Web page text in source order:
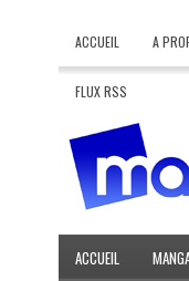
ACCUEIL A
FLUX RSS
ACCUEIL